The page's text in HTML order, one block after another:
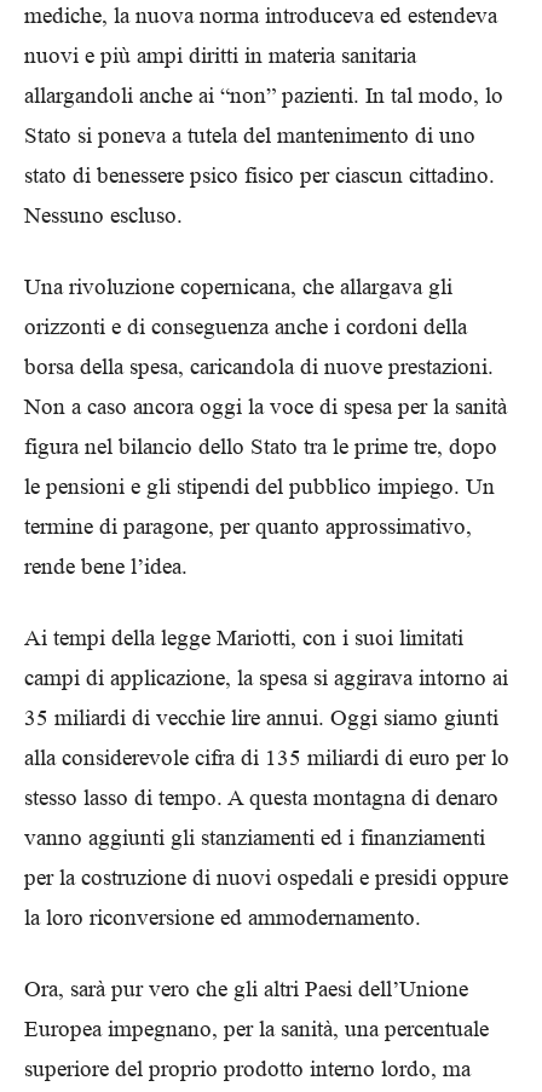
mediche, la nuova norma introduceva ed estendeva
nuovi e più ampi diritti in materia sanitaria
allargandoli anche ai “non” pazienti. In tal modo, lo
Stato si poneva a tutela del mantenimento di uno
stato di benessere psico fisico per ciascun cittadino.
Nessuno escluso.
Una rivoluzione copernicana, che allargava gli
orizzonti e di conseguenza anche i cordoni della
borsa della spesa, caricandola di nuove prestazioni.
Non a caso ancora oggi la voce di spesa per la sanità
figura nel bilancio dello Stato tra le prime tre, dopo
le pensioni e gli stipendi del pubblico impiego. Un
termine di paragone, per quanto approssimativo,
rende bene l’idea.
Ai tempi della legge Mariotti, con i suoi limitati
campi di applicazione, la spesa si aggirava intorno ai
35 miliardi di vecchie lire annui. Oggi siamo giunti
alla considerevole cifra di 135 miliardi di euro per lo
stesso lasso di tempo. A questa montagna di denaro
vanno aggiunti gli stanziamenti ed i finanziamenti
per la costruzione di nuovi ospedali e presidi oppure
la loro riconversione ed ammodernamento.
Ora, sarà pur vero che gli altri Paesi dell’Unione
Europea impegnano, per la sanità, una percentuale
superiore del proprio prodotto interno lordo, ma